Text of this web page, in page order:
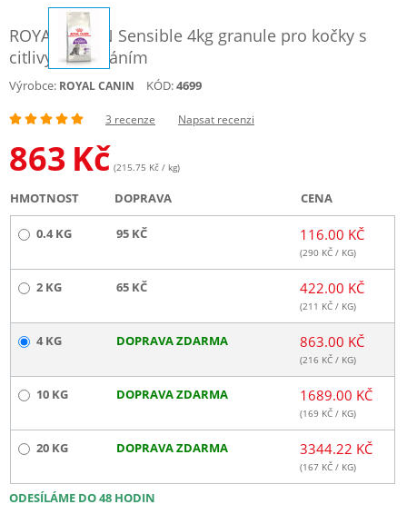
ROYAL CANIN Sensible 4kg granule pro kočky s
citlivým zažíváním
Výrobce: ROYAL CANIN KÓD:4699
3 recenze Napsat recenzi
863 Kč (215.75 Kč / kg)
HMOTNOST DOPRAVA CENA
0.4 KG 95 KČ 116.00 KČ
(290 KČ / KG)
2 KG 65 KČ 422.00 KČ
(211 KČ / KG)
4 KG DOPRAVA ZDARMA 863.00 KČ
(216 KČ / KG)
10 KG DOPRAVA ZDARMA 1689.00 KČ
(169 KČ / KG)
20 KG DOPRAVA ZDARMA 3344.22 KČ
(167 KČ / KG)
ODESÍLÁME DO 48 HODIN